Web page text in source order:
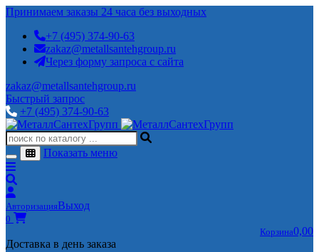
Принимаем заказы 24 часа без выходных
+7 (495) 374-90-63
zakaz@metallsantehgroup.ru
Через форму запроса с сайта
zakaz@metallsantehgroup.ru
Быстрый запрос
+7 (495) 374-90-63
Показать меню
АвторизацияВыход
0
Корзина0,00
Доставка в день заказа